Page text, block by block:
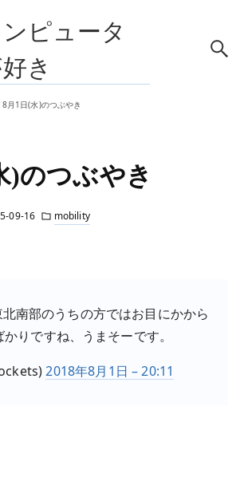
ピュータ
き
8月1日(水)のつぶやき
)のつぶやき
09-16 mobility
南部のうちの方ではお目にかから
りですね、うまそーです。
2018年8月1日 – 20:11